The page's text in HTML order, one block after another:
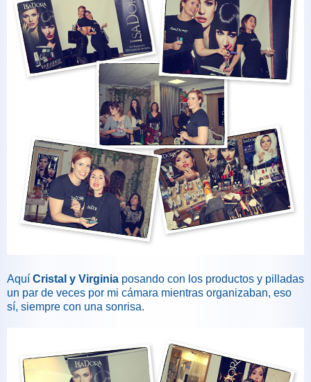
Aquí Cristal y Virginia posando con los productos y pilladas
un par de veces por mi cámara mientras organizaban, eso
sí, siempre con una sonrisa.